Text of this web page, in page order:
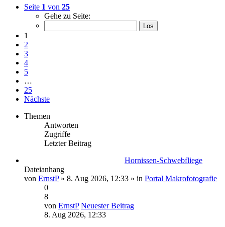
Seite 1 von 25
Gehe zu Seite:
1
2
3
4
5
…
25
Nächste
Themen
Antworten
Zugriffe
Letzter Beitrag
Hornissen-Schwebfliege
Dateianhang
von ErnstP» 8. Aug 2026, 12:33 » in Portal Makrofotografie
0
8
von ErnstP Neuester Beitrag
8. Aug 2026, 12:33